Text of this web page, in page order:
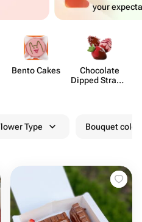
your
Bento Cakes
Chocolate
Dipped Strawb​
Type Bouquet